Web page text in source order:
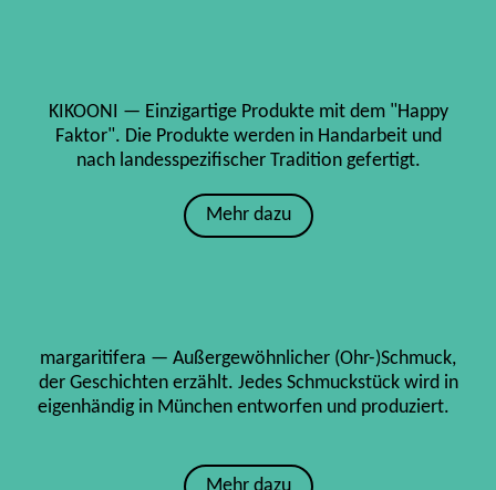
KIKOONI — Einzigartige Produkte mit dem "Happy
Faktor". Die Produkte werden in Handarbeit und
nach landesspezifischer Tradition gefertigt.
Mehr dazu
margaritifera — Außergewöhnlicher (Ohr-)Schmuck,
der Geschichten erzählt. Jedes Schmuckstück wird in
eigenhändig in München entworfen und produziert.